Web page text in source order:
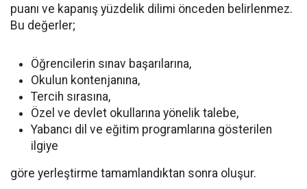
puanı ve kapanış yüzdelik dilimi önceden belirlenmez.
Bu değerler;
Öğrencilerin sınav başarılarına,
Okulun kontenjanına,
Tercih sırasına,
Özel ve devlet okullarına yönelik talebe,
Yabancı dil ve eğitim programlarına gösterilen
ilgiye
göre yerleştirme tamamlandıktan sonra oluşur.